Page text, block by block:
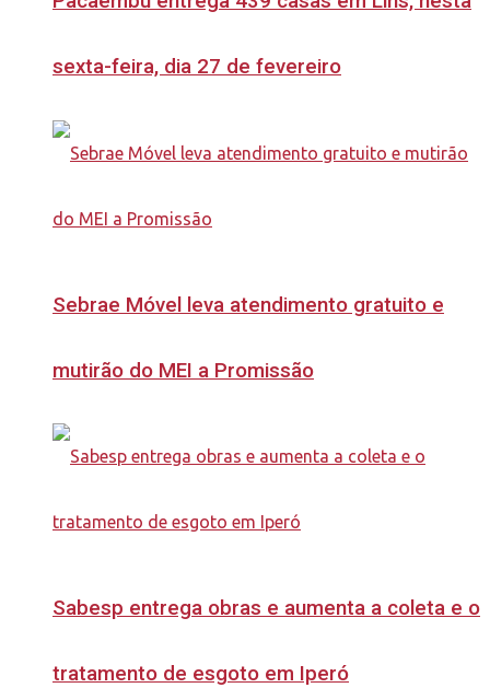
sexta-feira, dia 27 de fevereiro
Sebrae Móvel leva atendimento gratuito e
mutirão do MEI a Promissão
Sabesp entrega obras e aumenta a coleta e o
tratamento de esgoto em Iperó